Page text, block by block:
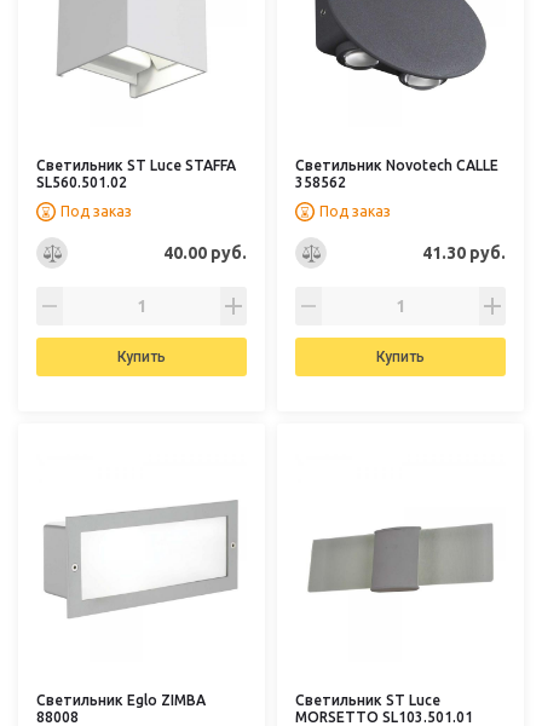
Светильник ST Luce STAFFA
SL560.501.02
Под заказ
40.00 руб.
Купить
Светильник Novotech CALLE
358562
Под заказ
41.30 руб.
Купить
Светильник Eglo ZIMBA
88008
Светильник ST Luce
MORSETTO SL103.501.01